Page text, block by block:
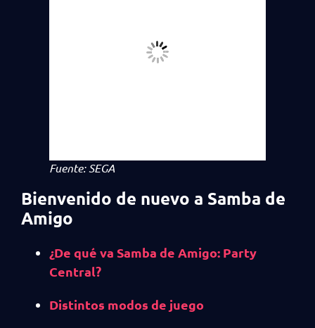
Fuente: SEGA
Bienvenido de nuevo a Samba de
Amigo
¿De qué va Samba de Amigo: Party
Central?
Distintos modos de juego